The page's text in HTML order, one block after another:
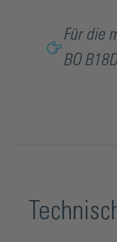
Für die
BO